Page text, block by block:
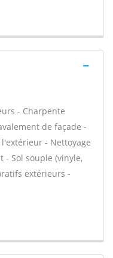
- Charpente
de façade -
- Nettoyage
- Sol souple (vinyle,
extérieurs -